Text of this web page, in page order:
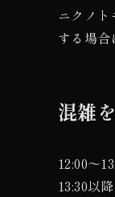
ニクノ
する場合
混雑
12:00〜
13:30以